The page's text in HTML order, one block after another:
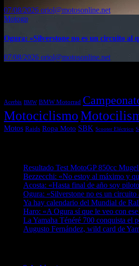
07/08/2026 oriol@motosonline.net
Motogp
Ogura: «Silverstone no es un circuito al
07/08/2026 oriol@motosonline.net
Acerbis BMW BMW Motorrad
Motociclismo
Motos Raids Ropa Moto SBK Scooter Eléctrico
Resultado Test MotoGP 850cc
Bezzecchi: «No estoy al máximo y
Acosta: «Hasta final de año soy
Ogura: «Silverstone no es un circuito
Ya hay calendario del Mundial de
Haro: «A Ogura sí que le veo con
La Yamaha Ténéré 700 conquista el
Augusto Fernández, wild card de